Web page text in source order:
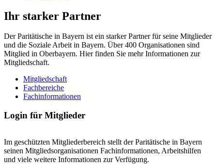
Ihr starker Partner
Der Paritätische in Bayern ist ein starker Partner für seine Mitglieder
und die Soziale Arbeit in Bayern. Über 400 Organisationen sind
Mitglied in Oberbayern. Hier finden Sie mehr Informationen zur
Mitgliedschaft.
Mitgliedschaft
Fachbereiche
Fachinformationen
Login für Mitglieder
Im geschützten Mitgliederbereich stellt der Paritätische in Bayern
seinen Mitgliedsorganisationen Fachinformationen, Arbeitshilfen
und viele weitere Informationen zur Verfügung.